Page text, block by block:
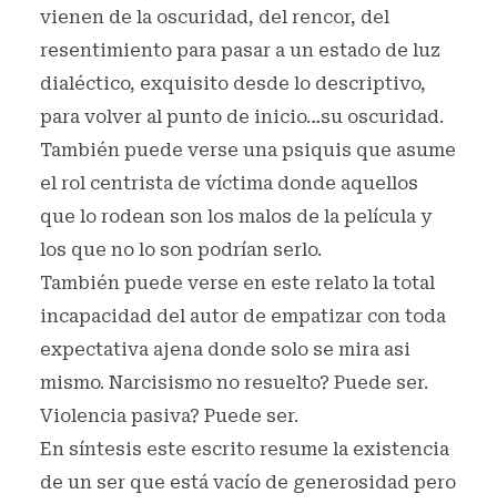
vienen de la oscuridad, del rencor, del
resentimiento para pasar a un estado de luz
dialéctico, exquisito desde lo descriptivo,
para volver al punto de inicio…su oscuridad.
También puede verse una psiquis que asume
el rol centrista de víctima donde aquellos
que lo rodean son los malos de la película y
los que no lo son podrían serlo.
También puede verse en este relato la total
incapacidad del autor de empatizar con toda
expectativa ajena donde solo se mira asi
mismo. Narcisismo no resuelto? Puede ser.
Violencia pasiva? Puede ser.
En síntesis este escrito resume la existencia
de un ser que está vacío de generosidad pero